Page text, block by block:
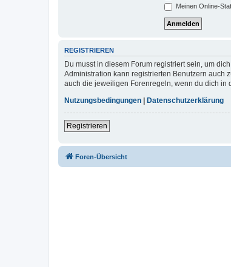
Meinen Online-
REGISTRIEREN
Du musst in diesem Forum registriert sein, um
Administration kann registrierten Benutzern auch
auch die jeweiligen Forenregeln, wenn du dich in
Nutzungsbedingungen
Datenschutzerklärung
Registrieren
Foren-Übersicht